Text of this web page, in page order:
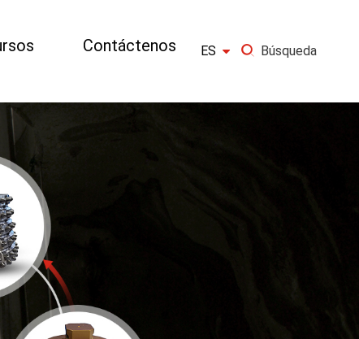
Contáctenos ES  Búsqueda